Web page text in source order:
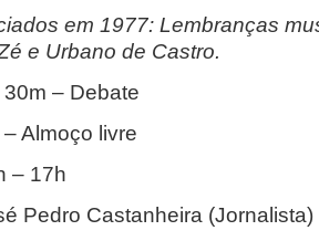
em 1977: Lembranças
e Urbano de Castro.
– Debate
Almoço livre
– 17h
Pedro Castanheira (Jornalista)